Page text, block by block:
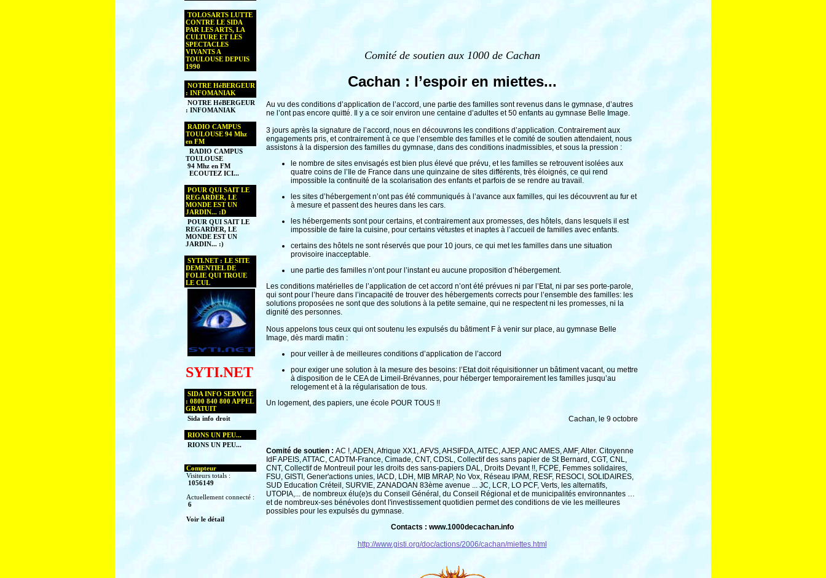
TOLOSARTS LUTTE
CONTRE LE SIDA
PAR LES ARTS, LA
CULTURE ET LES
SPECTACLES
VIVANTS A
TOULOUSE DEPUIS
1990
NOTRE HéBERGEUR
: INFOMANIAK
NOTRE HéBERGEUR
: INFOMANIAK
RADIO CAMPUS
TOULOUSE 94 Mhz
en FM
RADIO CAMPUS
TOULOUSE
94 Mhz en FM
ECOUTEZ ICI...
POUR QUI SAIT LE
REGARDER, LE
MONDE EST UN
JARDIN... :D
POUR QUI SAIT LE
REGARDER, LE
MONDE EST UN
JARDIN... :)
SYTI.NET : LE SITE
DEMENTIEL DE
FOLIE QUI TROUE
LE CUL
SYTI.NET
SIDA INFO SERVICE
: 0800 840 800 APPEL
GRATUIT
Sida info droit
RIONS UN PEU...
RIONS UN PEU...
Compteur
Visiteurs totals :
1056149
Actuellement connecté :
6
Voir le détail
Comité de soutien aux 1000 de Cachan
Cachan : l’espoir en miettes...
Au vu des conditions d’application de l’accord, une partie des familles sont revenus dans le gymnase, d’autres
ne l’ont pas encore quitté. Il y a ce soir environ une centaine d’adultes et 50 enfants au gymnase Belle Image.
3 jours après la signature de l’accord, nous en découvrons les conditions d’application. Contrairement aux
engagements pris, et contrairement à ce que l’ensemble des familles et le comité de soutien attendaient, nous
assistons à la dispersion des familles du gymnase, dans des conditions inadmissibles, et sous la pression :
le nombre de sites envisagés est bien plus élevé que prévu, et les familles se retrouvent isolées aux
quatre coins de l’Ile de France dans une quinzaine de sites différents, très éloignés, ce qui rend
impossible la continuité de la scolarisation des enfants et parfois de se rendre au travail.
les sites d’hébergement n’ont pas été communiqués à l’avance aux familles, qui les découvrent au fur et
à mesure et passent des heures dans les cars.
les hébergements sont pour certains, et contrairement aux promesses, des hôtels, dans lesquels il est
impossible de faire la cuisine, pour certains vétustes et inaptes à l’accueil de familles avec enfants.
certains des hôtels ne sont réservés que pour 10 jours, ce qui met les familles dans une situation
provisoire inacceptable.
une partie des familles n’ont pour l’instant eu aucune proposition d’hébergement.
Les conditions matérielles de l’application de cet accord n’ont été prévues ni par l’Etat, ni par ses porte-parole,
qui sont pour l’heure dans l’incapacité de trouver des hébergements corrects pour l’ensemble des familles: les
solutions proposées ne sont que des solutions à la petite semaine, qui ne respectent ni les promesses, ni la
dignité des personnes.
Nous appelons tous ceux qui ont soutenu les expulsés du bâtiment F à venir sur place, au gymnase Belle
Image, dès mardi matin :
pour veiller à de meilleures conditions d’application de l’accord
pour exiger une solution à la mesure des besoins: l’Etat doit réquisitionner un bâtiment vacant, ou mettre
à disposition de le CEA de Limeil-Brévannes, pour héberger temporairement les familles jusqu’au
relogement et à la régularisation de tous.
Un logement, des papiers, une école POUR TOUS !!
Cachan, le 9 octobre
Comité de soutien : AC !, ADEN, Afrique XX1, AFVS, AHSIFDA, AITEC, AJEP, ANC AMES, AMF, Alter. Citoyenne
IdF APEIS, ATTAC, CADTM-France, Cimade, CNT, CDSL, Collectif des sans papier de St Bernard, CGT, CNL,
CNT, Collectif de Montreuil pour les droits des sans-papiers DAL, Droits Devant !!, FCPE, Femmes solidaires,
FSU, GISTI, Gener'actions unies, IACD, LDH, MIB MRAP, No Vox, Réseau IPAM, RESF, RESOCI, SOLIDAIRES,
SUD Education Créteil, SURVIE, ZANADOAN 83ème avenue ... JC, LCR, LO PCF, Verts, les alternatifs,
UTOPIA,... de nombreux élu(e)s du Conseil Général, du Conseil Régional et de municipalités environnantes …
et de nombreux-ses bénévoles dont l'investissement quotidien permet des conditions de vie les meilleures
possibles pour les expulsés du gymnase.
Contacts : www.1000decachan.info
http://www.gisti.org/doc/actions/2006/cachan/miettes.html